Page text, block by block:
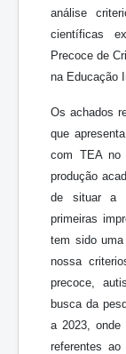
análise
científicas
Precoce de
na Educação
Os achados
que
com TEA no
produção
de situar a
primeiras
tem sido
nossa
precoce,
busca da
a 2023, onde
referentes